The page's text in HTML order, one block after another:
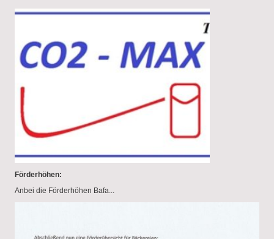
Förderhöhen:
Anbei die Förderhöhen Bafa...